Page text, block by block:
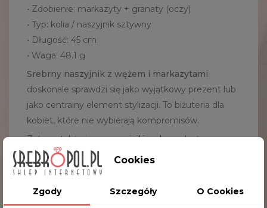
• Zdobienie: markazyty + granaty (oczy)
• Typ: kolia / naszyjnik sztywny
• Długość: 45 cm
• Waga: 48.1 g
Srebrny naszyjnik z wężem i markazytami
doskonale sprawdzi się jako wyjątkowy prezent lub
jako centralny element stylizacji. To biżuteria dla
kobiet, które nie wybierają kompromisów.
Zobacz także innenaszyjniki srebrnedostępne w
naszej kolekcji.
FAQ – Najczęściej Zadawane
Pytania
Czy Naszyjnik Jest Ciężki?
Cookies
Zgody Szczegóły O Cookies